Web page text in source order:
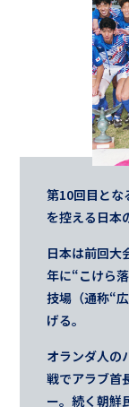
第10回目とな
を控える日本
日本は前回大
年に“こけら
技場（通称“
げる。
オランダ人の
戦でアラブ首
ー。続く朝鮮